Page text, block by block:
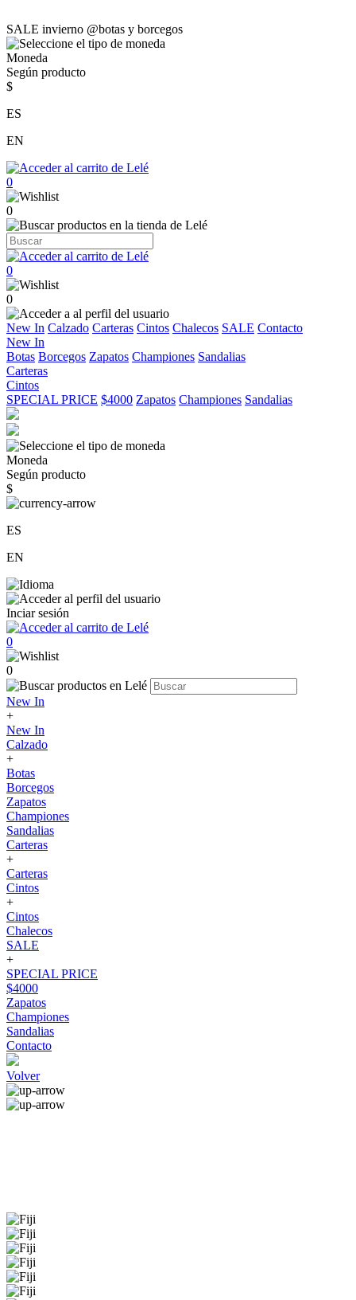
SALE invierno @botas y borcegos
Moneda
Según producto
$
ES
EN
0
0
0
0
New In Calzado Carteras Cintos Chalecos SALE Contacto
New In
Botas Borcegos Zapatos Championes Sandalias
Carteras
Cintos
SPECIAL PRICE $4000 Zapatos Championes Sandalias
Moneda
Según producto
$
ES
EN
Inciar sesión
0
0
New In
+
New In
Calzado
+
Botas
Borcegos
Zapatos
Championes
Sandalias
Carteras
+
Carteras
Cintos
+
Cintos
Chalecos
SALE
+
SPECIAL PRICE
$4000
Zapatos
Championes
Sandalias
Contacto
Volver